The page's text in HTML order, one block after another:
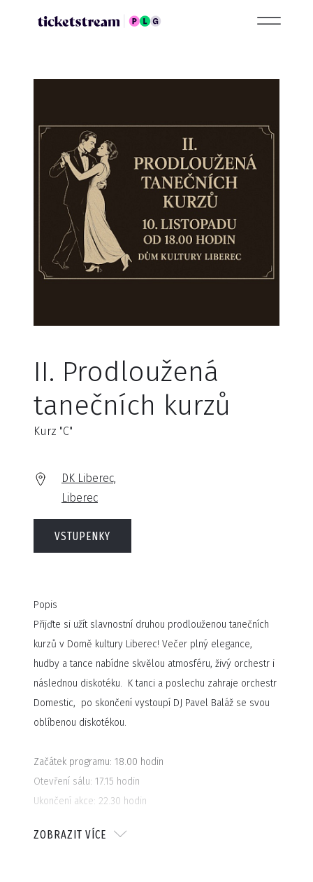
II. Prodloužená
tanečních kurzů
Kurz "C"
DK Liberec,
Liberec
VSTUPENKY
Popis
Přijďte si užít slavnostní druhou prodlouženou tanečních
kurzů v Domě kultury Liberec! Večer plný elegance,
hudby a tance nabídne skvělou atmosféru, živý orchestr i
následnou diskotéku. K tanci a poslechu zahraje orchestr
Domestic, po skončení vystoupí DJ Pavel Baláž se svou
oblíbenou diskotékou.
Začátek programu: 18.00 hodin
Otevření sálu: 17.15 hodin
Ukončení akce: 22.30 hodin
Termíny:
ZOBRAZIT VÍCE